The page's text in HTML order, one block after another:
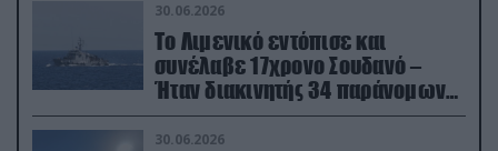
30.06.2026
Το Λιμενικό εντόπισε και
συνέλαβε 17χρονο Σουδανό –
Ήταν διακινητής 34 παράνομων
μεταναστών
30.06.2026